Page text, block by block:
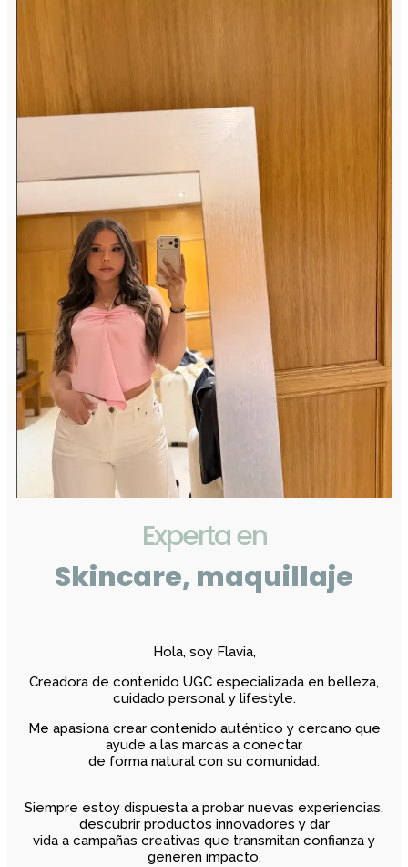
Experta en
Skincare, maquillaje
Hola, soy Flavia,
Creadora de contenido UGC especializada en belleza,
cuidado personal y lifestyle.
Me apasiona crear contenido auténtico y cercano que
ayude a las marcas a conectar
de forma natural con su comunidad.
Siempre estoy dispuesta a probar nuevas experiencias,
descubrir productos innovadores y dar
vida a campañas creativas que transmitan confianza y
generen impacto.